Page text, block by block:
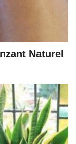
Naturel